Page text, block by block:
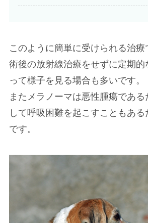
このように簡単に受けられる治療
術後の放射線治療をせずに定期
って様子を見る場合も多いです。
またメラノーマは悪性腫瘍であ
して呼吸困難を起こすこともあ
です。